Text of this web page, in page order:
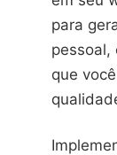
para
pessoal,
que